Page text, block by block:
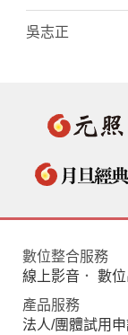
吳志正
數位整合服務
線上影音 ． 數
產品服務
法人/團體試用